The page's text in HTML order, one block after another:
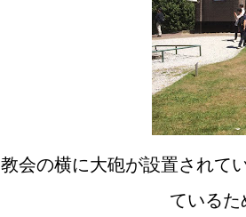
教会の横に大砲が設置されて
ているた